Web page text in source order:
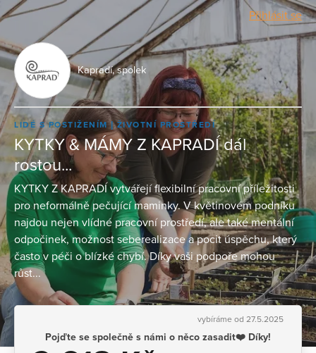
Přihlásit se
Kapradí, spolek
LIDÉ S POSTIŽENÍM ŽIVOTNÍ PROSTŘEDÍ
KYTKY & MÁMY Z KAPRADÍ dál
rostou...
KYTKY Z KAPRADÍ vytvářejí flexibilní pracovní příležitosti
pro neformálně pečující maminky. V květinovém podniku
najdou nejen vlídné pracovní prostředí, ale také mentální
odpočinek, možnost seberealizace a pocit úspěchu, který
často v péči o blízké chybí. Díky vaši podpoře mohou
růst...
vybíráme od 27.5.2025
Pojďte se společně s námi o něco zasadit❤️ Díky!